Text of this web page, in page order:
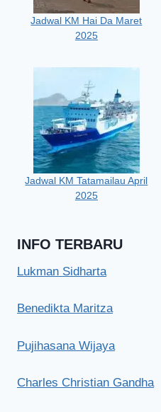
Jadwal KM Hai Da Maret
2025
Jadwal KM Tatamailau April
2025
INFO TERBARU
Lukman Sidharta
Benedikta Maritza
Pujihasana Wijaya
Charles Christian Gandha